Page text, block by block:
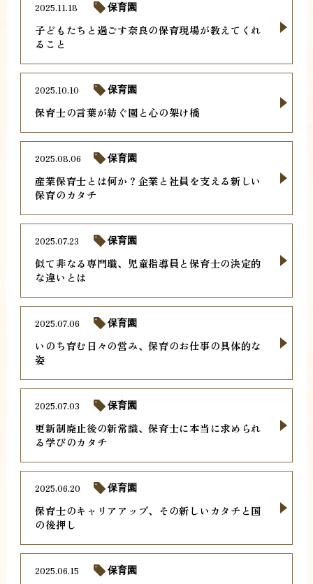
子どもたちと過ごす奈良の保育現場が教えてくれ
ること
2025.11.18 保育園
保育士の言葉が紡ぐ園と心の架け橋
2025.10.10 保育園
産業保育士とは何か？企業と社員を支える新しい
保育のカタチ
2025.08.06 保育園
似て非なる専門職、児童指導員と保育士の決定的
な違いとは
2025.07.23 保育園
いのち育む日々の営み、保育のお仕事の具体的な
姿
2025.07.06 保育園
更新制廃止後の新常識、保育士に本当に求められ
る学びのカタチ
2025.07.03 保育園
保育士のキャリアアップ、その新しいカタチと国
の後押し
2025.06.20 保育園
2025.06.15 保育園